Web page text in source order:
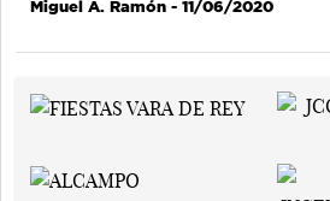
Miguel A. Ramón - 11/06/2020